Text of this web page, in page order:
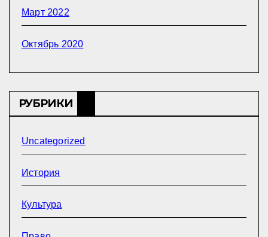
Март 2022
Октябрь 2020
РУБРИКИ
Uncategorized
История
Культура